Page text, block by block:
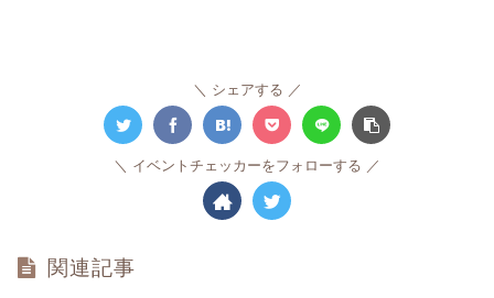
シェアする
イベントチェッカーをフォローする
関連記事